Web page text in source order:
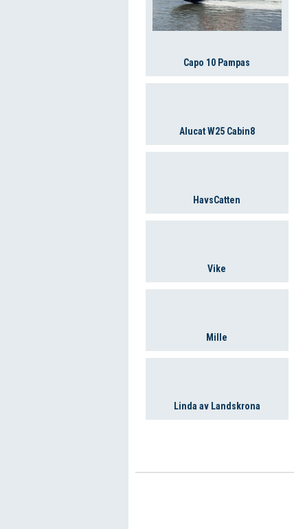
Capo 10 Pampas
Alucat W25 Cabin8
HavsCatten
Vike
Mille
Linda av Landskrona